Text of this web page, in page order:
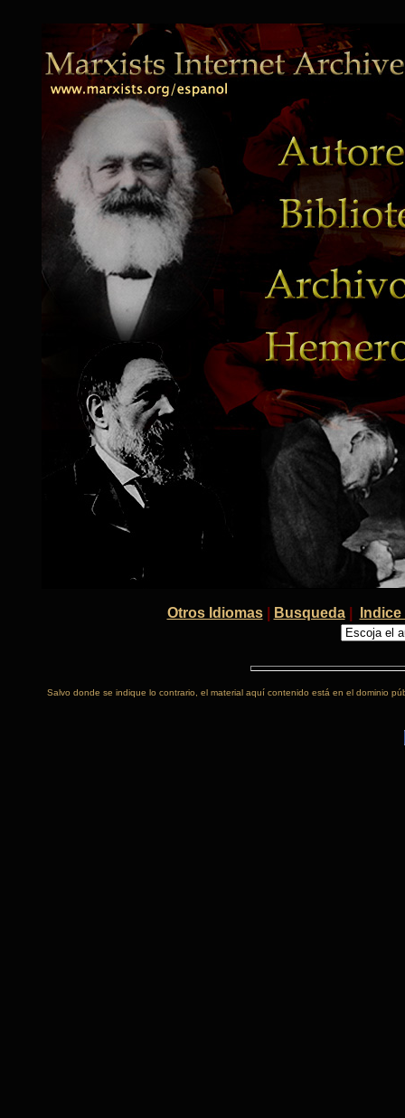
Otros Idiomas| Busqueda|
Salvo donde se indique lo contrario, el material aquí contenido está en el dominio